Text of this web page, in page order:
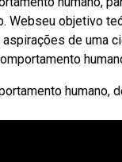
Webseu objetivo
de uma
humano,